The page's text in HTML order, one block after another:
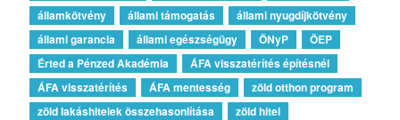
államkötvény
állami támogatás
állami nyugdíjkötvény
állami garancia
állami egészségügy ÖNyP
ÖEP
Érted a Pénzed Akadémia
ÁFA visszatérítés építésnél
ÁFA visszatérítés
ÁFA mentesség
zöld otthon program
zöld lakáshitelek összehasonlítása
zöld hitel